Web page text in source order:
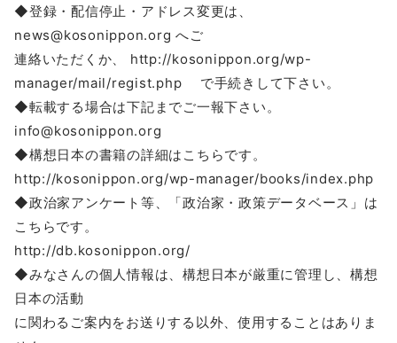
◆登録・配信停止・アドレス変更は、
news@kosonippon.org へご
連絡いただくか、 http://kosonippon.org/wp-
manager/mail/regist.php で手続きして下さい。
◆転載する場合は下記までご一報下さい。
info@kosonippon.org
◆構想日本の書籍の詳細はこちらです。
http://kosonippon.org/wp-manager/books/index.php
◆政治家アンケート等、「政治家・政策データベース」は
こちらです。
http://db.kosonippon.org/
◆みなさんの個人情報は、構想日本が厳重に管理し、構想
日本の活動
に関わるご案内をお送りする以外、使用することはありま